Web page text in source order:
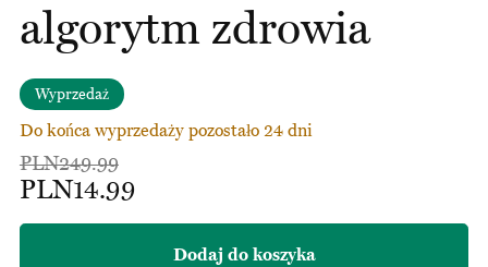
algorytm zdrowia
Wyprzedaż
Do końca wyprzedaży pozostało 24 dni
PLN249.99
PLN14.99
Dodaj do koszyka